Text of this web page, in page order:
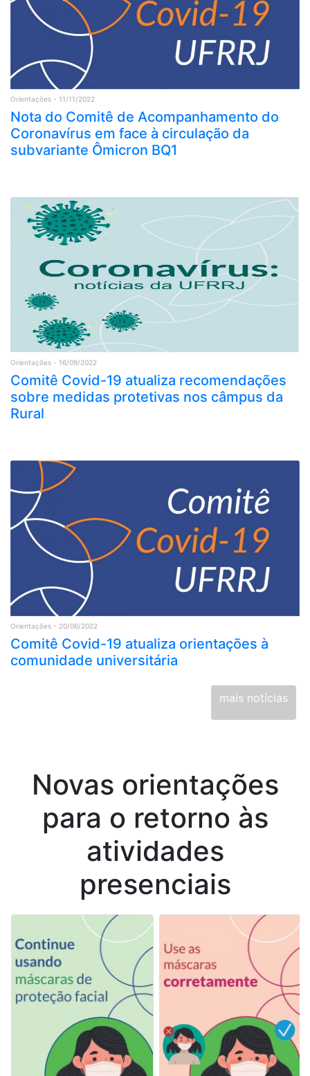
Orientações - 11/11/2022
Nota do Comitê de Acompanhamento do
Coronavírus em face à circulação da
subvariante Ômicron BQ1
Orientações - 16/09/2022
Comitê Covid-19 atualiza recomendações
sobre medidas protetivas nos câmpus da
Rural
Orientações - 20/06/2022
Comitê Covid-19 atualiza orientações à
comunidade universitária
mais notícias
Novas orientações
para o retorno às
atividades
presenciais